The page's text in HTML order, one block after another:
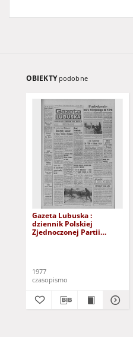
OBIEKTY podobne
Gazeta Lubuska :
dziennik Polskiej
Zjednoczonej Partii
1977
czasopismo